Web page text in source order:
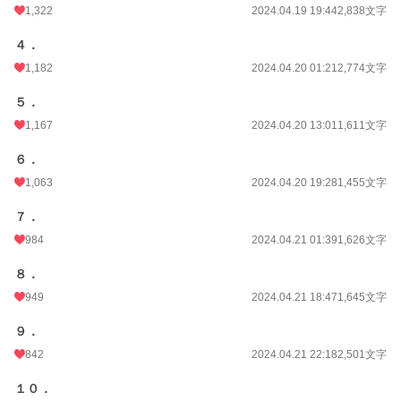
累計ポイント
1,322 2024.04.19 19:442,838文字
４．
1,182 2024.04.20 01:212,774文字
５．
1,167 2024.04.20 13:011,611文字
６．
1,063 2024.04.20 19:281,455文字
７．
984 2024.04.21 01:391,626文字
８．
949 2024.04.21 18:471,645文字
９．
842 2024.04.21 22:182,501文字
１０．